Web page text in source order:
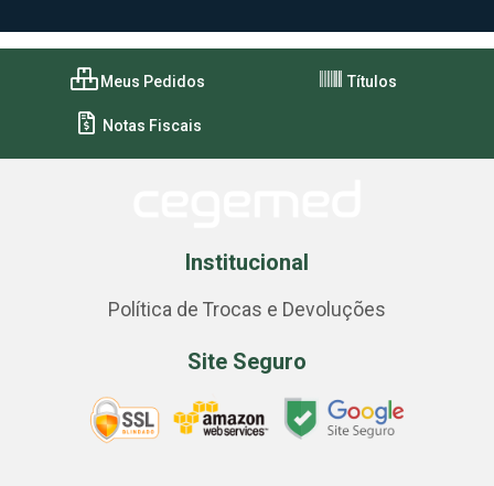
Meus Pedidos Títulos
Notas Fiscais
Institucional
Política de Trocas e Devoluções
Site Seguro